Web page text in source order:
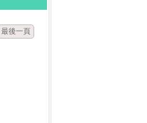
最後一頁